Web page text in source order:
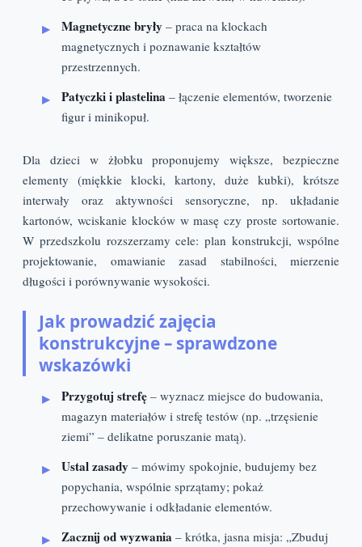
Magnetyczne bryły – praca na klockach
magnetycznych i poznawanie kształtów
przestrzennych.
Patyczki i plastelina – łączenie elementów, tworzenie
figur i minikopuł.
Dla dzieci w żłobku proponujemy większe, bezpieczne
elementy (miękkie klocki, kartony, duże kubki), krótsze
interwały oraz aktywności sensoryczne, np. układanie
kartonów, wciskanie klocków w masę czy proste sortowanie.
W przedszkolu rozszerzamy cele: plan konstrukcji, wspólne
projektowanie, omawianie zasad stabilności, mierzenie
długości i porównywanie wysokości.
Jak prowadzić zajęcia
konstrukcyjne – sprawdzone
wskazówki
Przygotuj strefę – wyznacz miejsce do budowania,
magazyn materiałów i strefę testów (np. „trzęsienie
ziemi” – delikatne poruszanie matą).
Ustal zasady – mówimy spokojnie, budujemy bez
popychania, wspólnie sprzątamy; pokaż
przechowywanie i odkładanie elementów.
Zacznij od wyzwania – krótka, jasna misja: „Zbuduj